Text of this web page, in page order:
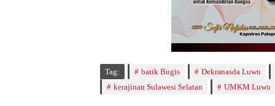
Tag: batik Bugis
Dekranasda Luwu
kerajinan Sulawesi Selatan
UMKM Luwu